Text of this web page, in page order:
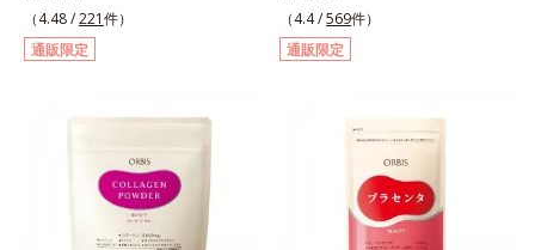
やし、年齢ダイエットを熱く応援し
ます。* スーパーアロニアEXはアロ
ニアエキスを135mg配合してお
ン30mgが含有されています（2粒
すビタミンCは、皮膚や粘膜の健康
維持を助けるとともに、抗酸化作用
を持つ栄養素です。2粒にレモン約
ました。3段階でゆっくり吸収する
よい酸味で食べやすい、レモン＆ラ
イム風味です。*1 : 社団法人全国清
涼飲料工業会の取り決めに基づきレ
モン果実1個（120g）当り20mgと
（4.48 /221件）
通販限定
性周期をサポートする葉酸をプラス
しました。甘酸っぱくて続けやす
い、ストロベリー風味です。*1 :
（10.6g）として可食部換算した場
（4.4 /569件）
通販限定